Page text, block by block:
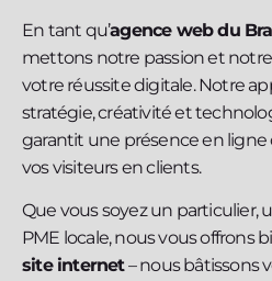
En tant qu’agence web du
mettons notre passion et
votre réussite digitale. Notre
stratégie, créativité et
garantit une présence en
vos visiteurs en clients.
Que vous soyez un
PME locale, nous vous offrons
site internet– nous bâtissons